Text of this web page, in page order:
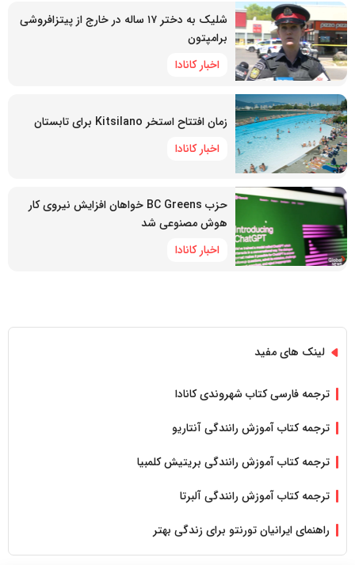
شلیک به دختر ۱۷ ساله در خارج از پیتزافروشی
برامپتون
اخبار کانادا
زمان افتتاح استخر Kitsilano برای تابستان
اخبار کانادا
حزب BC Greens خواهان افزایش نیروی کار
هوش مصنوعی شد
اخبار کانادا
لینک های مفید
ترجمه فارسی کتاب شهروندی کانادا
ترجمه کتاب آموزش رانندگی آنتاریو
ترجمه کتاب آموزش رانندگی بریتیش کلمبیا
ترجمه کتاب آموزش رانندگی آلبرتا
راهنمای ایرانیان تورنتو برای زندگی بهتر